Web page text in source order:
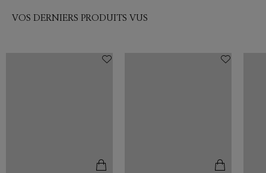
VOS DERNIERS PRODUITS VUS